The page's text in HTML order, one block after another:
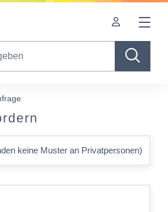
keine Muster an Privatpersonen)